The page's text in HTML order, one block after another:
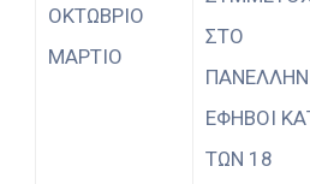
ΟΚΤΩΒΡΙΟ
ΜΑΡΤΙΟ
ΣΤΟ
ΕΦΗΒΟΙ
ΤΩΝ 18